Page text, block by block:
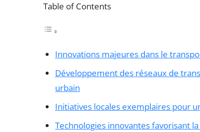
Table of Contents
Innovations majeures dans le
Développement des réseaux de
urbain
Initiatives locales exemplaires pour
Technologies innovantes favorisant